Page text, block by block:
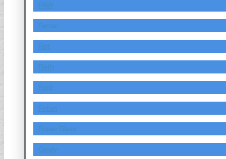
FAW
Ferrari
Fiat
Fiath
Ford
Foton
Fuyao Glass
Geely